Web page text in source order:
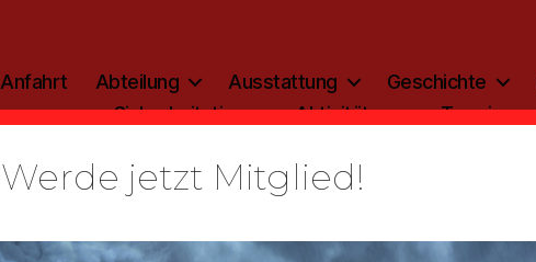
Anfahrt Abteilung Ausstattung Geschichte
Sicherheitstipp
Aktivitäten Termine
ZEITGESCHEHEN
Werde jetzt Mitglied!